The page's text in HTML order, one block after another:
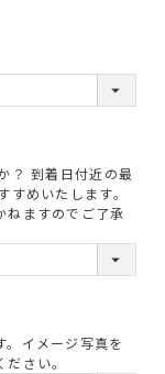
？ 到着日付近の最
めいたします。
ねますのでご了承
イメージ写真を
さい。